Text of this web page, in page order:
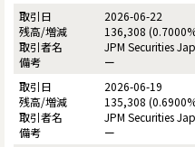
2026-06-22
136,308
JPM Securities
ー
2026-06-19
135,308
JPM Securities
ー